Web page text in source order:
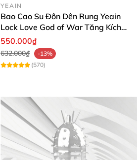
YEAIN
Bao Cao Su Đôn Dên Rung Yeain
Lock Love God of War Tăng Kích
Thước
550.000₫
632.000₫
-13%
(570)